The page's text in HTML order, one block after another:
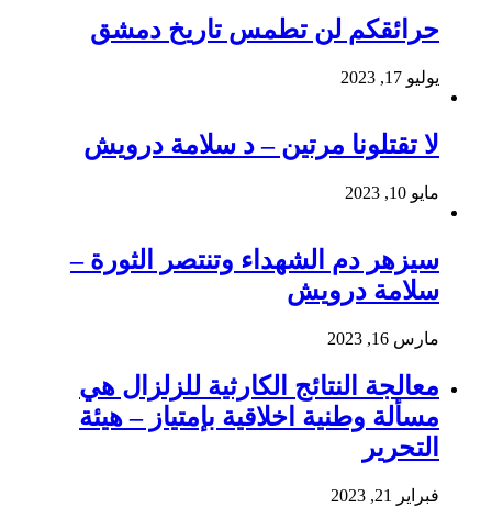
حرائقكم لن تطمس تاريخ دمشق
يوليو 17, 2023
لا تقتلونا مرتين – د سلامة درويش
مايو 10, 2023
سيزهر دم الشهداء وتنتصر الثورة –
سلامة درويش
مارس 16, 2023
معالجة النتائج الكارثية للزلزال هي
مسألة وطنية اخلاقية بإمتياز – هيئة
التحرير
فبراير 21, 2023